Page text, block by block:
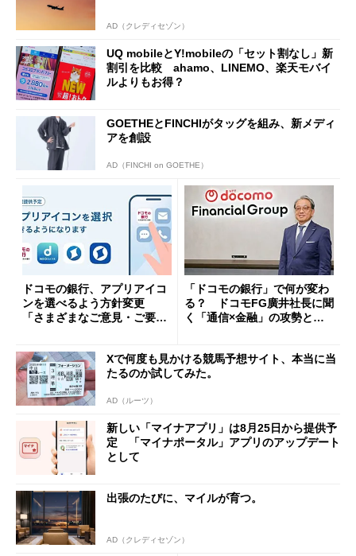
AD（クレディセゾン）
UQ mobileとY!mobileの「セット割なし」新
割引を比較 ahamo、LINEMO、楽天モバイ
ルよりもお得？
GOETHEとFINCHIがタッグを組み、新メディ
アを創設
AD（FINCHI on GOETHE）
ドコモの銀行、アプリアイコ
ンを選べるよう方針変更
「さまざまなご意見・ご要望
「ドコモの銀行」で何が変わ
る？ ドコモFG廣井社長に聞
く「通信×金融」の攻勢とグ
Xで何度も見かける競馬予想サイト、本当に当
たるのか試してみた。
AD（ルーツ）
新しい「マイナアプリ」は8月25日から提供予
定 「マイナポータル」アプリのアップデート
として
出張のたびに、マイルが育つ。
AD（クレディセゾン）